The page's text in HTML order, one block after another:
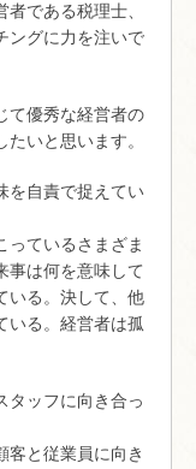
である税理士、
ングに力を注いで
て優秀な経営者の
いと思います。
を自責で捉えてい
っているさまざま
事は何を意味して
いる。決して、他
いる。経営者は孤
タッフに向き合っ
客と従業員に向き